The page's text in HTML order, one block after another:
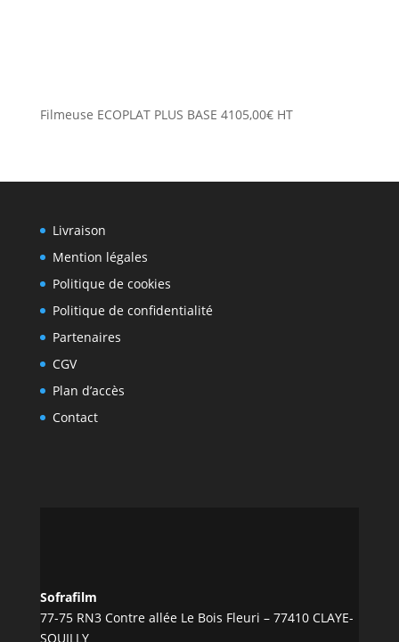
Filmeuse ECOPLAT PLUS BASE 4105,00€ HT
Livraison
Mention légales
Politique de cookies
Politique de confidentialité
Partenaires
CGV
Plan d’accès
Contact
Sofrafilm
77-75 RN3 Contre allée Le Bois Fleuri – 77410 CLAYE-
SOUILLY